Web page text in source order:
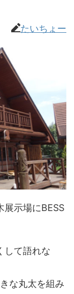
たいちょー
展示場にBESS
して語れな
な丸太を組み